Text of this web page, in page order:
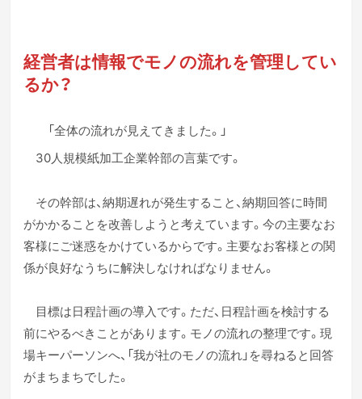
経営者は情報でモノの流れを管理してい
るか？
「全体の流れが見えてきました。」
30人規模紙加工企業幹部の言葉です。
その幹部は、納期遅れが発生すること、納期回答に時間
がかかることを改善しようと考えています。今の主要なお
客様にご迷惑をかけているからです。主要なお客様との関
係が良好なうちに解決しなければなりません。
目標は日程計画の導入です。ただ、日程計画を検討する
前にやるべきことがあります。モノの流れの整理です。現
場キーパーソンへ、「我が社のモノの流れ」を尋ねると回答
がまちまちでした。